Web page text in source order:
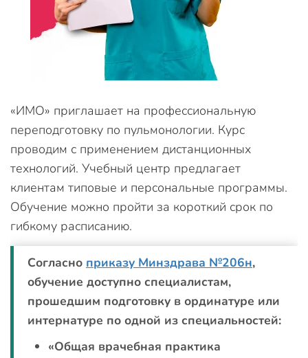
«ИМО» приглашает на профессиональную
переподготовку по пульмонологии. Курс
проводим с применением дистанционных
технологий. Учебный центр предлагает
клиентам типовые и персональные программы.
Обучение можно пройти за короткий срок по
гибкому расписанию.
Согласно приказу Минздрава №206н,
обучение доступно специалистам,
прошедшим подготовку в ординатуре или
интернатуре по одной из специальностей:
«Общая врачебная практика